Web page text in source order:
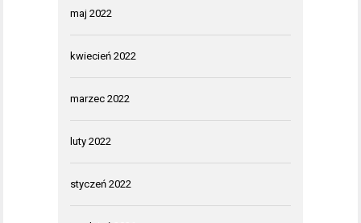
maj 2022
kwiecień 2022
marzec 2022
luty 2022
styczeń 2022